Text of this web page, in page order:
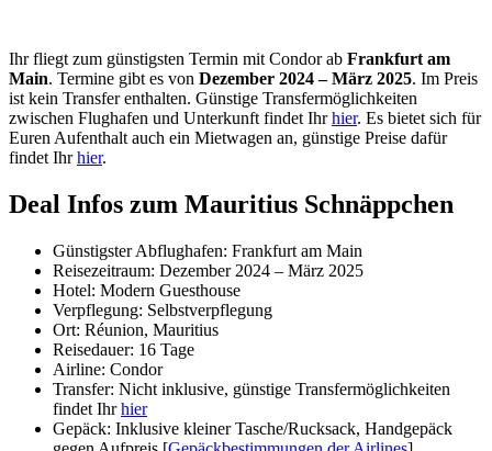
Ihr fliegt zum günstigsten Termin mit Condor ab Frankfurt am
Main. Termine gibt es von Dezember 2024 – März 2025. Im Preis
ist kein Transfer enthalten. Günstige Transfermöglichkeiten
zwischen Flughafen und Unterkunft findet Ihrhier. Es bietet sich für
Euren Aufenthalt auch ein Mietwagen an, günstige Preise dafür
findet Ihrhier.
Deal Infos zum Mauritius Schnäppchen
Günstigster Abflughafen: Frankfurt am Main
Reisezeitraum: Dezember 2024 – März 2025
Hotel: Modern Guesthouse
Verpflegung: Selbstverpflegung
Ort: Réunion, Mauritius
Reisedauer: 16 Tage
Airline: Condor
Transfer: Nicht inklusive, günstige Transfermöglichkeiten
findet Ihrhier
Gepäck: Inklusive kleiner Tasche/Rucksack, Handgepäck